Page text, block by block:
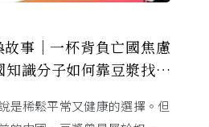
故事｜一杯背負亡國焦慮
知識分子如何靠豆漿找回
是稀鬆平常又健康的選擇。但